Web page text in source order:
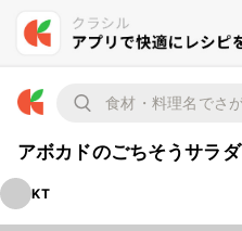
アボカドのごちそうサラダ
KT